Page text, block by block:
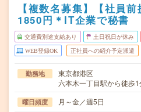
【複数名募集】【社員
1850円＊IT企業で秘書
交通費別途支給あり 土日祝日が休み
WEB登録OK 正社員への紹介予定派遣
勤務地
東京都港区
六本木一丁目駅から徒歩
曜日頻度 月～金／週5日